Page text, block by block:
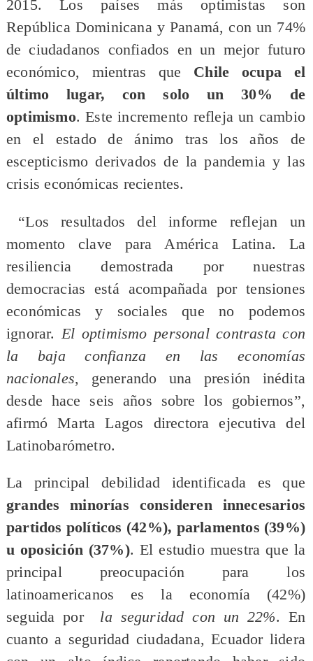
2015. Los países más optimistas son
República Dominicana y Panamá, con un 74%
de ciudadanos confiados en un mejor futuro
económico, mientras que Chile ocupa el
último lugar, con solo un 30% de
optimismo. Este incremento refleja un cambio
en el estado de ánimo tras los años de
escepticismo derivados de la pandemia y las
crisis económicas recientes.
“Los resultados del informe reflejan un
momento clave para América Latina. La
resiliencia demostrada por nuestras
democracias está acompañada por tensiones
económicas y sociales que no podemos
ignorar. El optimismo personal contrasta con
la baja confianza en las economías
nacionales, generando una presión inédita
desde hace seis años sobre los gobiernos”,
afirmó Marta Lagos directora ejecutiva del
Latinobarómetro.
La principal debilidad identificada es que
grandes minorías consideren innecesarios
partidos políticos (42%), parlamentos (39%)
u oposición (37%). El estudio muestra que la
principal preocupación para los
latinoamericanos es la economía (42%)
seguida por la seguridad con un 22%. En
cuanto a seguridad ciudadana, Ecuador lidera